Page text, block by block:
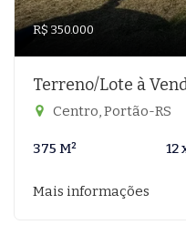
R$ 350.000
Terreno/Lote à
Centro, Portão-RS
375 M² 12
Mais informações